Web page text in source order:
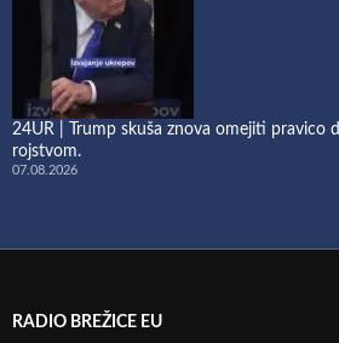
24UR | Trump skuša znova omejiti pravico
rojstvom.
07.08.2026
RADIO BREŽICE EU